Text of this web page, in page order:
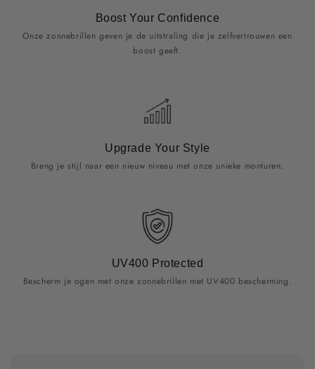
Boost Your Confidence
Onze zonnebrillen geven je de uitstraling die je zelfvertrouwen een
boost geeft.
Upgrade Your Style
Breng je stijl naar een nieuw niveau met onze unieke monturen.
UV400 Protected
Bescherm je ogen met onze zonnebrillen met UV400 bescherming.